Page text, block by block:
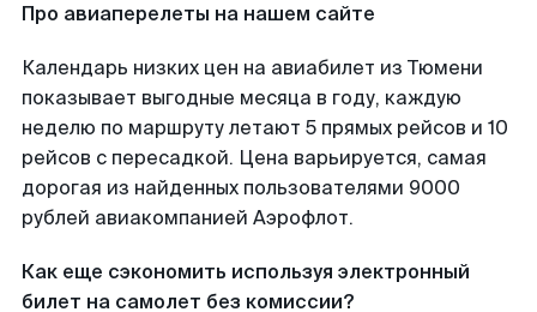
Про авиаперелеты на нашем сайте
Календарь низких цен на авиабилет из Тюмени
показывает выгодные месяца в году, каждую
неделю по маршруту летают 5 прямых рейсов и 10
рейсов с пересадкой. Цена варьируется, самая
дорогая из найденных пользователями 9000
рублей авиакомпанией Аэрофлот.
Как еще сэкономить используя электронный
билет на самолет без комиссии?